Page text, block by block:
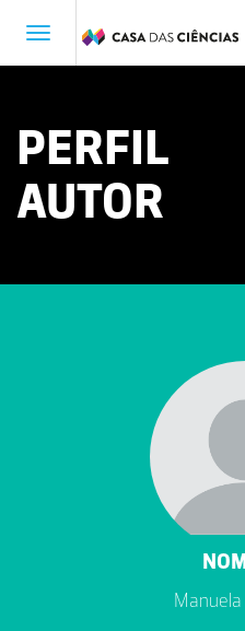
Toggle
PERFIL
AUTOR
Manuela